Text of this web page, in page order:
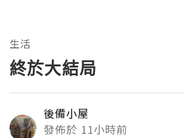
生活
終於大結局
後備小屋
發佈於 11小時前